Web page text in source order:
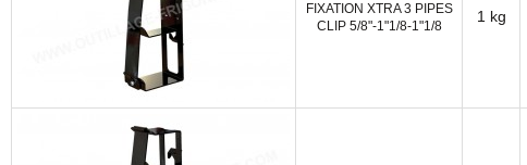
FIXATION XTRA 3 PIPES
CLIP 5/8"-1"1/8-1"1/8
1 kg